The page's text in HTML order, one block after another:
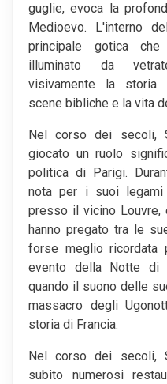
guglie, evoca la
Medioevo. L'interno
principale gotica
illuminato da
visivamente la storia
scene bibliche e la vita
Nel corso dei secoli,
giocato un ruolo
politica di Parigi.
nota per i suoi
presso il vicino Louvre,
hanno pregato tra le
forse meglio ricordata
evento della Notte di
quando il suono delle
massacro degli
storia di Francia.
Nel corso dei secoli,
subito numerosi